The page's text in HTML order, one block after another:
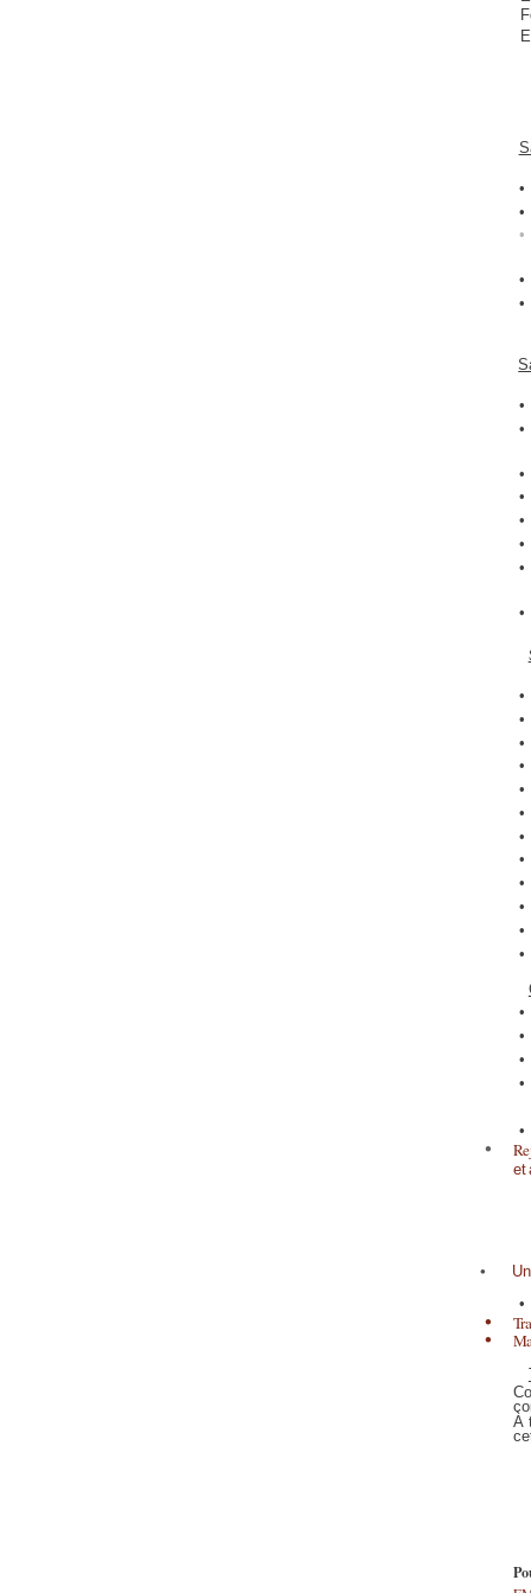
•
•
•
•
•
•
•
•
•
•
•
•
•
•
•
•
•
•
•
•
•
•
•
•
•
•
•
•
•
•
•
et
• Un
•
•
•
À